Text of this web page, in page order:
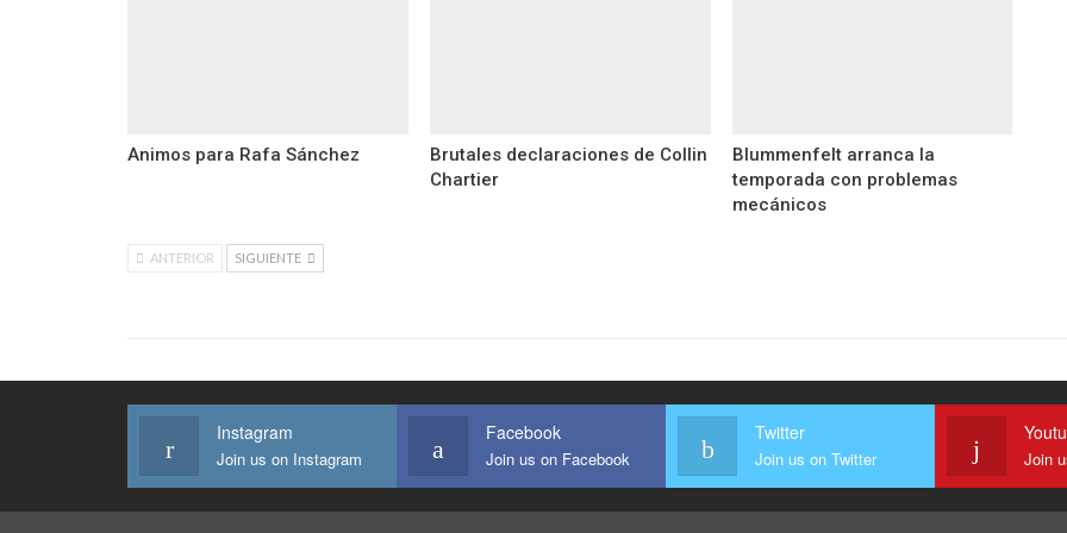
Animos para Rafa Sánchez
Brutales declaraciones de Collin
Chartier
Blummenfelt arranca la
temporada con problemas
mecánicos
ANTERIOR SIGUIENTE
Instagram
Join us on Instagram
Facebook
Join us on Facebook
Twitter
Join us on Twitter Join